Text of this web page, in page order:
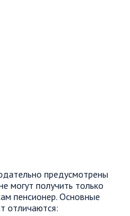
предусмотрены
могут получить только
пенсионер. Основные
отличаются: